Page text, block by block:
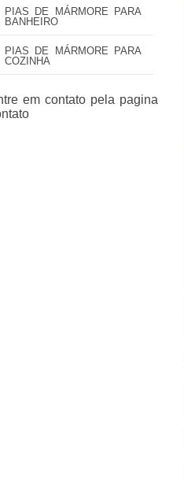
PIAS DE MÁRMORE PARA
BANHEIRO
PIAS DE MÁRMORE PARA
COZINHA